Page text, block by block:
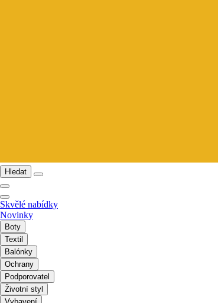
Hledat
Skvělé nabídky
Novinky
Boty
Textil
Balónky
Ochrany
Podporovatel
Životní styl